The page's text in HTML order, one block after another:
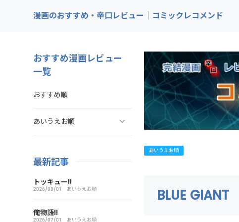
漫画のおすすめ・辛口レビュー｜コミックレコメンド
あいうえお順
BLUE GIANT
おすすめ漫画レビュー
一覧
おすすめ順
あいうえお順
最新記事
トッキュー!!
2026/08/01 あいうえお順
俺物語!!
2026/07/01 あいうえお順